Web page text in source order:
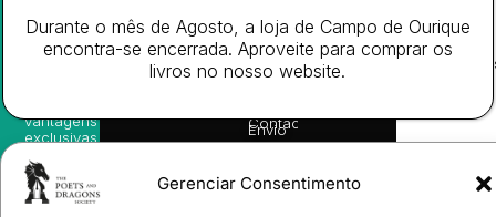
Gerenciar Consentimento
Eventos
Prémio
Ulysses
Contactos
Envio
de
Candidatura
de
Cookies
(EU)
sugestões
de
leitura,
vantagens
exclusivas
avisos
diretamente
no seu
os
direitos
Durante o mês de Agosto, a loja de Campo de Ourique
encontra-se encerrada. Aproveite para comprar os
livros no nosso website.